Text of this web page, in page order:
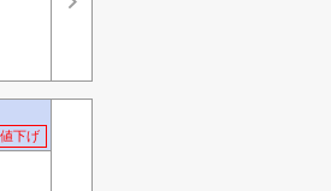
下げ